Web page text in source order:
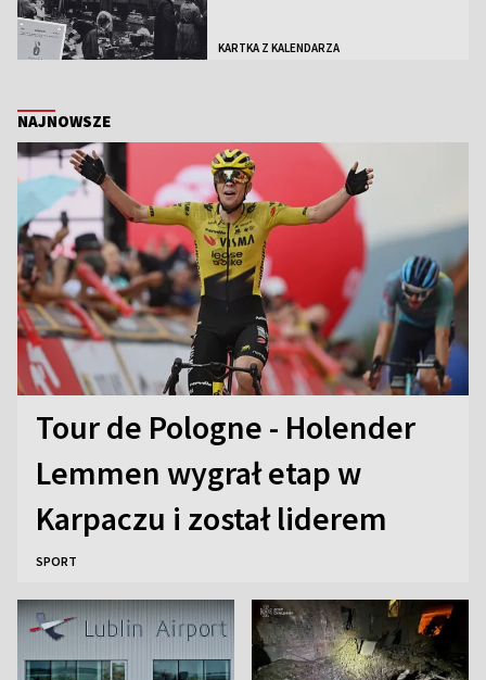
KARTKA Z KALENDARZA
NAJNOWSZE
Tour de Pologne - Holender
Lemmen wygrał etap w
Karpaczu i został liderem
SPORT